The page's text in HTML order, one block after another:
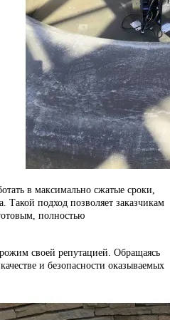
в максимально сжатые сроки,
Такой подход позволяет заказчикам
полностью
своей репутацией. Обращаясь
и безопасности оказываемых